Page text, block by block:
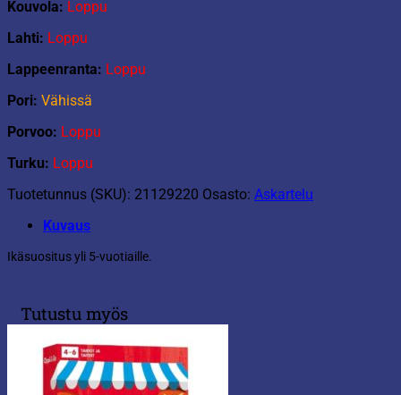
Kouvola: Loppu
Lahti: Loppu
Lappeenranta: Loppu
Pori: Vähissä
Porvoo: Loppu
Turku: Loppu
Tuotetunnus (SKU): 21129220 Osasto: Askartelu
Kuvaus
Ikäsuositus yli 5-vuotiaille.
Tutustu myös